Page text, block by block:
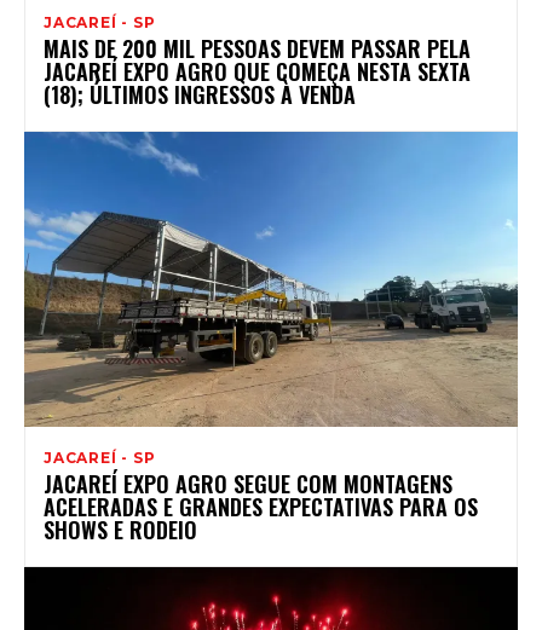
JACAREÍ - SP
MAIS DE 200 MIL PESSOAS DEVEM PASSAR PELA
JACAREÍ EXPO AGRO QUE COMEÇA NESTA SEXTA
(18); ÚLTIMOS INGRESSOS À VENDA
JACAREÍ - SP
JACAREÍ EXPO AGRO SEGUE COM MONTAGENS
ACELERADAS E GRANDES EXPECTATIVAS PARA OS
SHOWS E RODEIO